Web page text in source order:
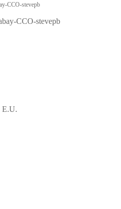
CCO-stevepb
CCO-stevepb